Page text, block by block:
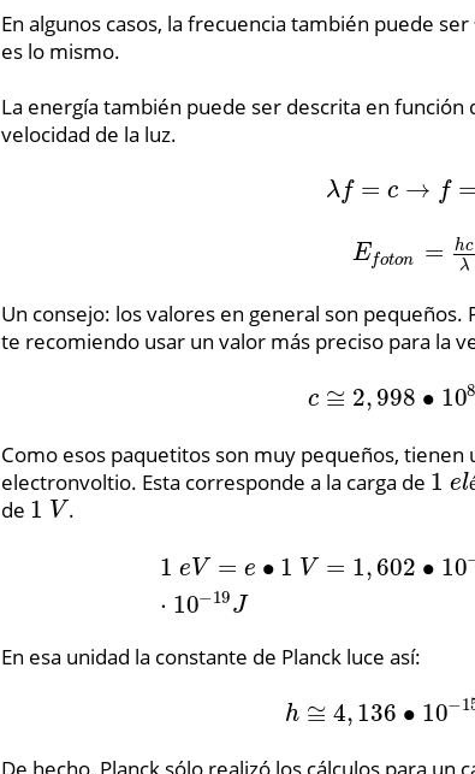
En algunos casos, la frecuencia también puede ser
es lo mismo.
La energía también puede ser descrita en función
velocidad de la luz.
λf = c → f =
λf= c→ f= cλ
Efoton = hc
λ
Efoton hc λ
Un consejo: los valores en general son pequeños.
te recomiendo usar un valor más preciso para la
c ≅ 2, 998 ∙ 108
c≅2 998∙10 8m/s
Como esos paquetitos son muy pequeños, tienen
electronvoltio. Esta corresponde a la carga de 1 el
1 elé
de 1 V
1 V .
1 e V = e ∙ 1 V = 1,602 ∙ 10
⋅ 10−19J
1 eV= e∙1 V =1,602 ∙10−19C⋅1 V =1,
En esa unidad la constante de Planck luce así:
h ≅ 4, 136 ∙ 10−
h≅4, 136∙10 −15eV∙s
De hecho, Planck sólo realizó los cálculos para un